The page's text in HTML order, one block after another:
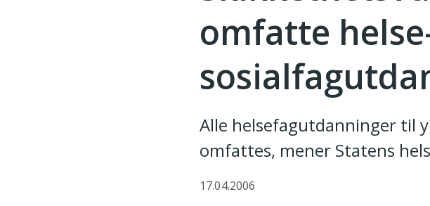
omfatte
Alle helsefagutdanninger til
omfattes, mener Statens
17.04.2006